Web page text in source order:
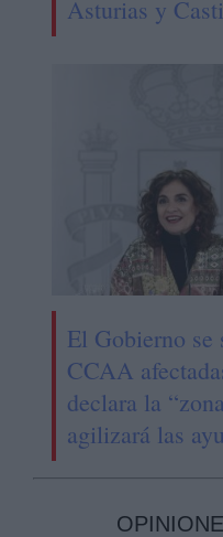
Asturias y
El Gobierno se
CCAA
declara la
agilizará las